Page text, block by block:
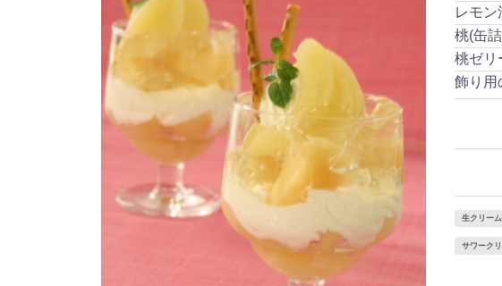
レモン
桃(缶
桃ゼリ
飾り用
生クリーム
サワーク